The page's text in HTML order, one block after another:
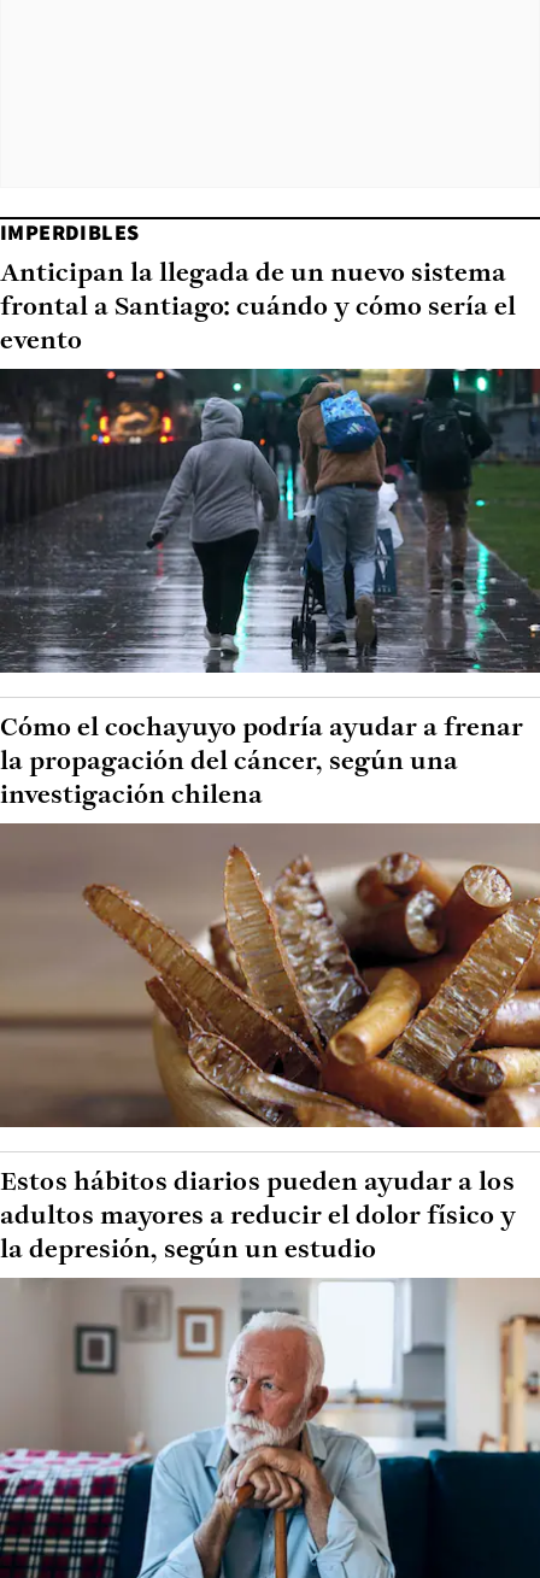
IMPERDIBLES
Anticipan la llegada de un nuevo sistema
frontal a Santiago: cuándo y cómo sería el
evento
Cómo el cochayuyo podría ayudar a frenar
la propagación del cáncer, según una
investigación chilena
Estos hábitos diarios pueden ayudar a los
adultos mayores a reducir el dolor físico y
la depresión, según un estudio